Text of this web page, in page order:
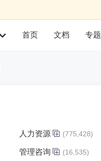
首页 文档 专题
人力资源 (775,428)
管理咨询 (16,535)